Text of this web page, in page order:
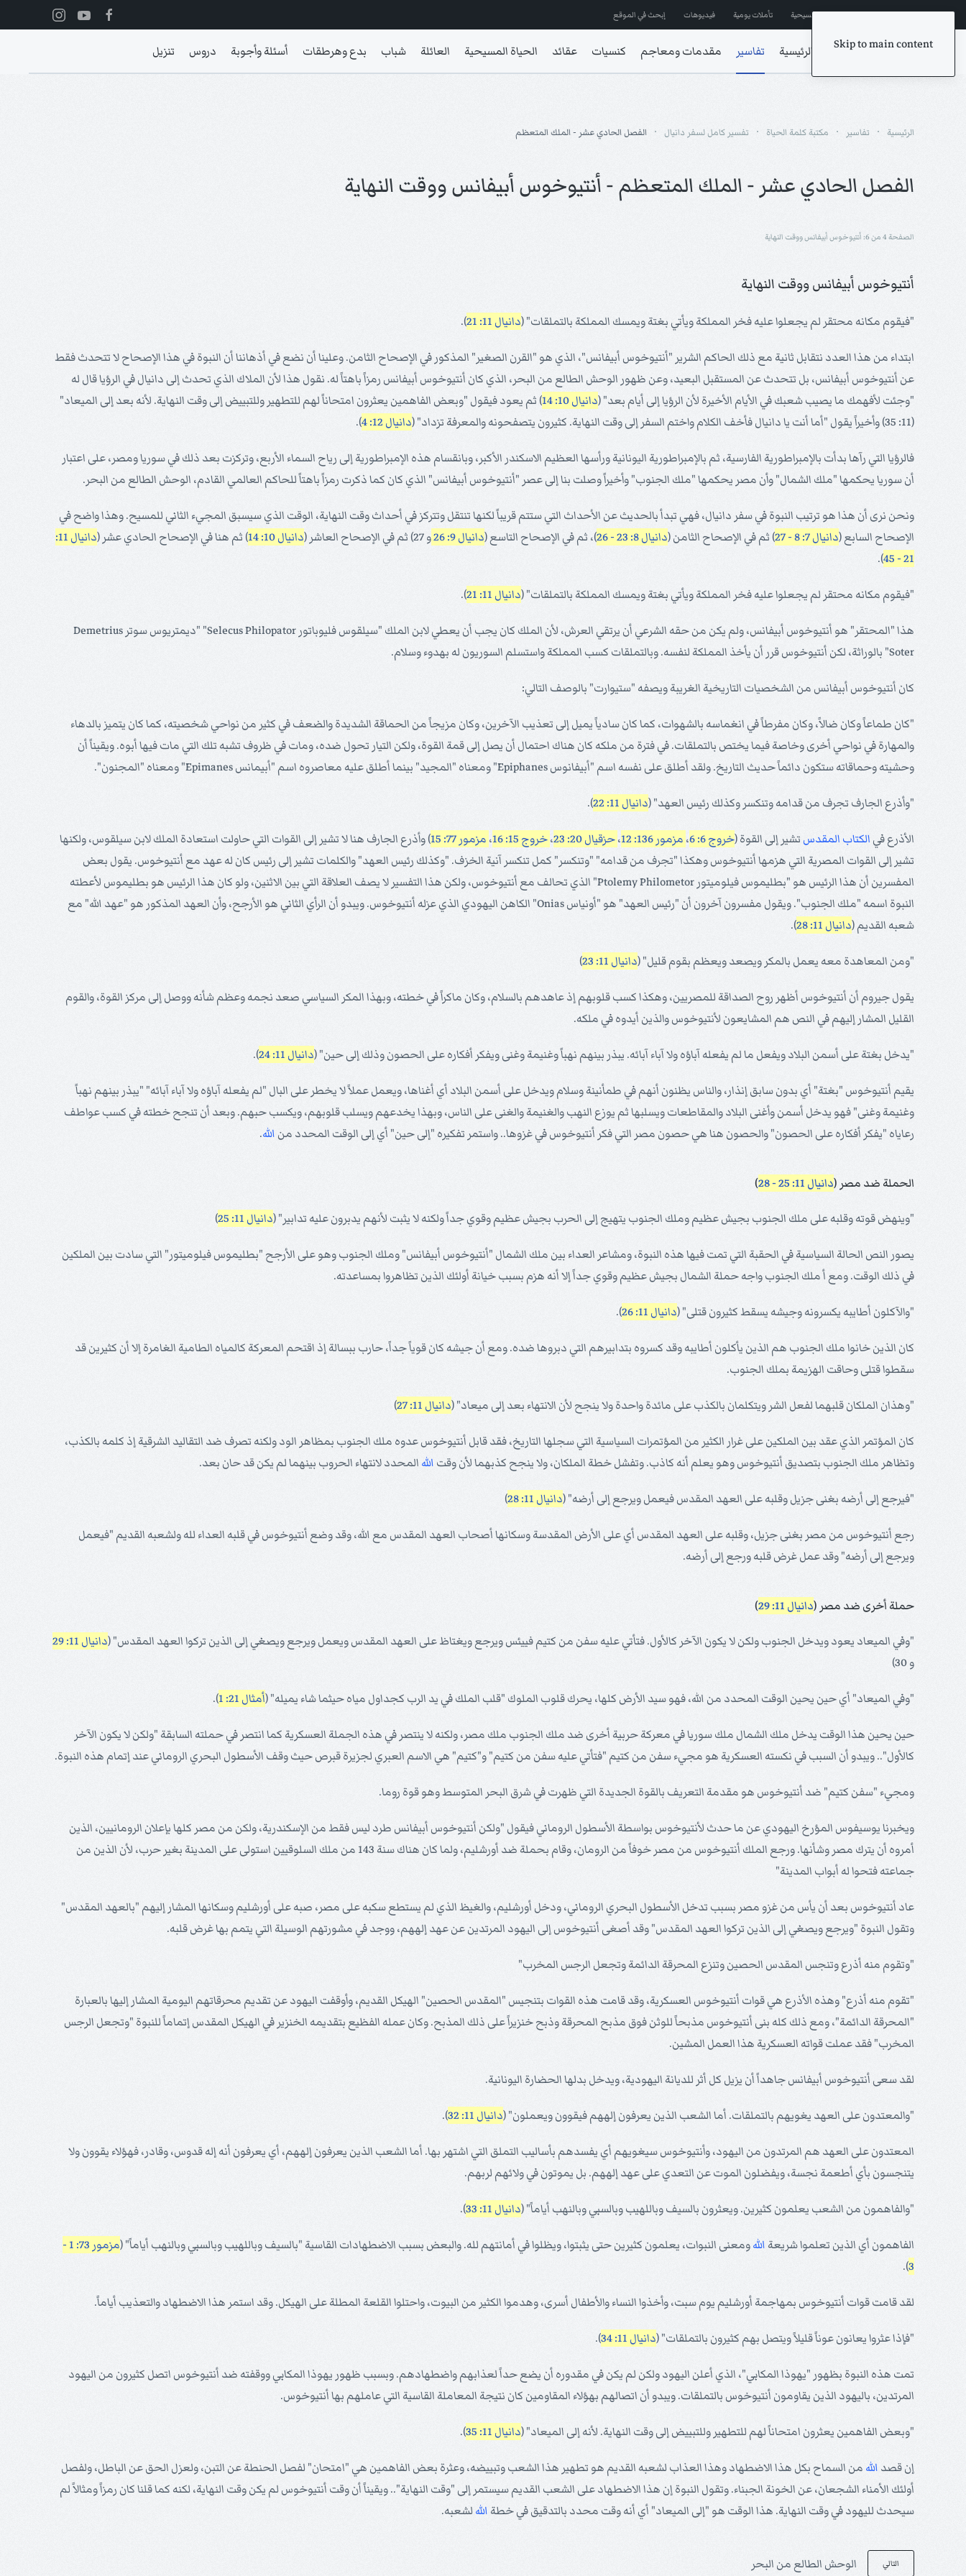
Skip to main content
إشترك في المراسلات ترانيم مسيحية تأملات يومية فيديوهات إبحث في الموقع
الرئيسية تفاسير مقدمات ومعاجم كنسيات عقائد الحياة المسيحية العائلة شباب بدع وهرطقات أسئلة وأجوبة دروس تنزيل
الرئيسية تفاسير مكتبة كلمة الحياة تفسير كامل لسفر دانيال الفصل الحادي عشر - الملك المتعظم
الفصل الحادي عشر - الملك المتعظم - أنتيوخوس أبيفانس ووقت النهاية
الصفحة 4 من 6: أنتيوخوس أبيفانس ووقت النهاية
أنتيوخوس أبيفانس ووقت النهاية
"فيقوم مكانه محتقر لم يجعلوا عليه فخر المملكة ويأتي بغتة ويمسك المملكة بالتملقات" (دانيال 11: 21 ).
ابتداء من هذا العدد نتقابل ثانية مع ذلك الحاكم الشرير "أنتيوخوس أبيفانس"، الذي هو "القرن الصغير" المذكور في الإصحاح الثامن. وعلينا أن نضع في أذهاننا أن النبوة في هذا الإصحاح لا تتحدث فقط
عن أنتيوخوس أبيفانس، بل تتحدث عن المستقبل البعيد، وعن ظهور الوحش الطالع من البحر، الذي كان أنتيوخوس أبيفانس رمزاً باهتاً له. نقول هذا لأن الملاك الذي تحدث إلى دانيال في الرؤيا قال له
"وجئت لأفهمك ما يصيب شعبك في الأيام الأخيرة لأن الرؤيا إلى أيام بعد" (دانيال 10: 14
) ثم يعود فيقول "وبعض الفاهمين يعثرون امتحاناً لهم للتطهير وللتبييض إلى وقت النهاية. لأنه بعد إلى الميعاد"
(11: 35) وأخيراً يقول "أما أنت يا دانيال فأخف الكلام واختم السفر إلى وقت النهاية. كثيرون يتصفحونه والمعرفة تزداد" (
دانيال 12: 4 ).
فالرؤيا التي رآها بدأت بالإمبراطورية الفارسية، ثم بالإمبراطورية اليونانية ورأسها العظيم الاسكندر الأكبر، وبانقسام هذه الإمبراطورية إلى رياح السماء الأربع، وتركزت بعد ذلك في سوريا ومصر، على اعتبار
أن سوريا يحكمها "ملك الشمال" وأن مصر يحكمها "ملك الجنوب" وأخيراً وصلت بنا إلى عصر "أنتيوخوس أبيفانس" الذي كان كما ذكرت رمزاً باهتاً للحاكم العالمي القادم، الوحش الطالع من البحر.
ونحن نرى أن هذا هو ترتيب النبوة في سفر دانيال، فهي تبدأ بالحديث عن الأحداث التي ستتم قريباً لكنها تنتقل وتتركز في أحداث وقت النهاية، الوقت الذي سيسبق المجيء الثاني للمسيح. وهذا واضح في
الإصحاح السابع (دانيال 7: 8 - 27 ) ثم في الإصحاح الثامن (دانيال 8: 23 - 26 )، ثم في الإصحاح التاسع (دانيال 9: 26 و 27) ثم في الإصحاح العاشر ( دانيال 10: 14 ) ثم هنا في الإصحاح الحادي عشر (
دانيال 11:
21 - 45
).
"فيقوم مكانه محتقر لم يجعلوا عليه فخر المملكة ويأتي بغتة ويمسك المملكة بالتملقات" (دانيال 11: 21 ).
هذا "المحتقر" هو أنتيوخوس أبيفانس، ولم يكن من حقه الشرعي أن يرتقي العرش، لأن الملك كان يجب أن يعطي لابن الملك "سيلقوس فليوباتور Selecus Philopator" "ديمتريوس سوتر Demetrius
Soter" بالوراثة، لكن أنتيوخوس قرر أن يأخذ المملكة لنفسه. وبالتملقات كسب المملكة واستسلم السوريون له بهدوء وسلام.
كان أنتيوخوس أبيفانس من الشخصيات التاريخية الغريبة ويصفه "ستيوارت" بالوصف التالي:
"كان طماعاً وكان ضالاً، وكان مفرطاً في انغماسه بالشهوات، كما كان سادياً يميل إلى تعذيب الآخرين، وكان مزيجاً من الحماقة الشديدة والضعف في كثير من نواحي شخصيته، كما كان يتميز بالدهاء
والمهارة في نواحي أخرى وخاصة فيما يختص بالتملقات. في فترة من ملكه كان هناك احتمال أن يصل إلى قمة القوة، ولكن التيار تحول ضده، ومات في ظروف تشبه تلك التي مات فيها أبوه. ويقيناً أن
وحشيته وحماقاته ستكون دائماً حديث التاريخ. ولقد أطلق على نفسه اسم "أبيفانوس Epiphanes" ومعناه "المجيد" بينما أطلق عليه معاصروه اسم "أبيمانس Epimanes" ومعناه "المجنون".
"وأذرع الجارف تجرف من قدامه وتنكسر وكذلك رئيس العهد" (دانيال 11: 22 ).
الأذرع في الكتاب المقدس تشير إلى القوة (خروج 6: 6 ، مزمور 136: 12 ،حزقيال 20: 23 ،خروج 15: 16 ، مزمور 77: 15
) وأذرع الجارف هنا لا تشير إلى القوات التي حاولت استعادة الملك لابن سيلقوس، ولكنها
تشير إلى القوات المصرية التي هزمها أنتيوخوس وهكذا "تجرف من قدامه" "وتنكسر" كمل تنكسر آنية الخزف. "وكذلك رئيس العهد" والكلمات تشير إلى رئيس كان له عهد مع أنتيوخوس. يقول بعض
المفسرين أن هذا الرئيس هو "بطليموس فيلوميتور Ptolemy Philometor" الذي تحالف مع أنتيوخوس، ولكن هذا التفسير لا يصف العلاقة التي بين الاثنين، ولو كان هذا الرئيس هو بطليموس لأعطته
النبوة اسمه "ملك الجنوب". ويقول مفسرون آخرون أن "رئيس العهد" هو "أونياس Onias" الكاهن اليهودي الذي عزله أنتيوخوس. ويبدو أن الرأي الثاني هو الأرجح، وأن العهد المذكور هو "عهد الله" مع
شعبه القديم (دانيال 11: 28 ).
"ومن المعاهدة معه يعمل بالمكر ويصعد ويعظم بقوم قليل" (دانيال 11: 23 )
يقول جيروم أن أنتيوخوس أظهر روح الصداقة للمصريين، وهكذا كسب قلوبهم إذ عاهدهم بالسلام، وكان ماكراً في خطته، وبهذا المكر السياسي صعد نجمه وعظم شأنه ووصل إلى مركز القوة، والقوم
القليل المشار إليهم في النص هم المشايعون لأنتيوخوس والذين أيدوه في ملكه.
"يدخل بغتة على أسمن البلاد ويفعل ما لم يفعله آباؤه ولا آباء آبائه. يبذر بينهم نهباً وغنيمة وغنى ويفكر أفكاره على الحصون وذلك إلى حين" (دانيال 11: 24 ).
يقيم أنتيوخوس "بغتة" أي بدون سابق إنذار، والناس يظنون أنهم في طمأنينة وسلام ويدخل على أسمن البلاد أي أغناها، ويعمل عملاً لا يخطر على البال "لم يفعله آباؤه ولا آباء آبائه" "يبذر بينهم نهباً
وغنيمة وغنى" فهو يدخل أسمن وأغنى البلاد والمقاطعات ويسلبها ثم يوزع النهب والغنيمة والغنى على الناس، وبهذا يخدعهم ويسلب قلوبهم، ويكسب حبهم. وبعد أن تنجح خطته في كسب عواطف
رعاياه "يفكر أفكاره على الحصون" والحصون هنا هي حصون مصر التي فكر أنتيوخوس في غزوها.. واستمر تفكيره "إلى حين" أي إلى الوقت المحدد من الله.
الحملة ضد مصر (دانيال 11: 25 - 28 )
"وينهض قوته وقلبه على ملك الجنوب بجيش عظيم وملك الجنوب يتهيج إلى الحرب بجيش عظيم وقوي جداً ولكنه لا يثبت لأنهم يدبرون عليه تدابير" (دانيال 11: 25 )
يصور النص الحالة السياسية في الحقبة التي تمت فيها هذه النبوة، ومشاعر العداء بين ملك الشمال "أنتيوخوس أبيفانس" وملك الجنوب وهو على الأرجح "بطليموس فيلوميتور" التي سادت بين الملكين
في ذلك الوقت. ومع أ ملك الجنوب واجه حملة الشمال بجيش عظيم وقوي جداً إلا أنه هزم بسبب خيانة أولئك الذين تظاهروا بمساعدته.
"والآكلون أطايبه يكسرونه وجيشه يسقط كثيرون قتلى" (دانيال 11: 26 ).
كان الذين خانوا ملك الجنوب هم الذين يأكلون أطايبه وقد كسروه بتدابيرهم التي دبروها ضده. ومع أن جيشه كان قوياً جداً، حارب ببسالة إذ اقتحم المعركة كالمياه الطامية الغامرة إلا أن كثيرين قد
سقطوا قتلى وحاقت الهزيمة بملك الجنوب.
"وهذان الملكان قلبهما لفعل الشر ويتكلمان بالكذب على مائدة واحدة ولا ينجح لأن الانتهاء بعد إلى ميعاد" (دانيال 11: 27 )
كان المؤتمر الذي عقد بين الملكين على غرار الكثير من المؤتمرات السياسية التي سجلها التاريخ، فقد قابل أنتيوخوس عدوه ملك الجنوب بمظاهر الود ولكنه تصرف ضد التقاليد الشرقية إذ كلمه بالكذب،
وتظاهر ملك الجنوب بتصديق أنتيوخوس وهو يعلم أنه كاذب. وتفشل خطة الملكان، ولا ينجح كذبهما لأن وقت الله المحدد لانتهاء الحروب بينهما لم يكن قد حان بعد.
"فيرجع إلى أرضه بغنى جزيل وقلبه على العهد المقدس فيعمل ويرجع إلى أرضه" (دانيال 11: 28 )
رجع أنتيوخوس من مصر بغنى جزيل، وقلبه على العهد المقدس أي على الأرض المقدسة وسكانها أصحاب العهد المقدس مع الله، وقد وضع أنتيوخوس في قلبه العداء لله ولشعبه القديم "فيعمل
ويرجع إلى أرضه" وقد عمل غرض قلبه ورجع إلى أرضه.
حملة أخرى ضد مصر (دانيال 11: 29 )
"وفي الميعاد يعود ويدخل الجنوب ولكن لا يكون الآخر كالأول. فتأتي عليه سفن من كتيم فييئس ويرجع ويغتاظ على العهد المقدس ويعمل ويرجع ويصغي إلى الذين تركوا العهد المقدس" (دانيال 11: 29
و 30)
"وفي الميعاد" أي حين يحين الوقت المحدد من الله، فهو سيد الأرض كلها، يحرك قلوب الملوك "قلب الملك في يد الرب كجداول مياه حيثما شاء يميله" (أمثال 21: 1 ).
حين يحين هذا الوقت يدخل ملك الشمال ملك سوريا في معركة حربية أخرى ضد ملك الجنوب ملك مصر، ولكنه لا ينتصر في هذه الجملة العسكرية كما انتصر في حملته السابقة "ولكن لا يكون الآخر
كالأول".. ويبدو أن السبب في نكسته العسكرية هو مجيء سفن من كتيم "فتأتي عليه سفن من كتيم" و"كتيم" هي الاسم العبري لجزيرة قبرص حيث وقف الأسطول البحري الروماني عند إتمام هذه النبوة.
ومجيء "سفن كتيم" ضد أنتيوخوس هو مقدمة التعريف بالقوة الجديدة التي ظهرت في شرق البحر المتوسط وهو قوة روما.
ويخبرنا يوسيفوس المؤرخ اليهودي عن ما حدث لأنتيوخوس بواسطة الأسطول الروماني فيقول "ولكن أنتيوخوس أبيفانس طرد ليس فقط من الإسكندرية، ولكن من مصر كلها بإعلان الرومانيين، الذين
أمروه أن يترك مصر وشأنها. ورجع الملك أنتيوخوس من مصر خوفاً من الرومان، وقام بحملة ضد أورشليم، ولما كان هناك سنة 143 من ملك السلوقيين استولى على المدينة بغير حرب، لأن الذين من
جماعته فتحوا له أبواب المدينة"
عاد أنتيوخوس بعد أن يأس من غزو مصر بسبب تدخل الأسطول البحري الروماني، ودخل أورشليم، والغيظ الذي لم يستطع سكبه على مصر، صبه على أورشليم وسكانها المشار إليهم "بالعهد المقدس"
وتقول النبوة "ويرجع ويصغي إلى الذين تركوا العهد المقدس" وقد أصغى أنتيوخوس إلى اليهود المرتدين عن عهد إلههم، ووجد في مشورتهم الوسيلة التي يتمم بها غرض قلبه.
"وتقوم منه أذرع وتنجس المقدس الحصين وتنزع المحرقة الدائمة وتجعل الرجس المخرب"
"تقوم منه أذرع" وهذه الأذرع هي قوات أنتيوخوس العسكرية، وقد قامت هذه القوات بتنجيس "المقدس الحصين" الهيكل القديم، وأوقفت اليهود عن تقديم محرقاتهم اليومية المشار إليها بالعبارة
"المحرقة الدائمة"، ومع ذلك كله بنى أنتيوخوس مذبحاً للوثن فوق مذبح المحرقة وذبح خنزيراً على ذلك المذبح. وكان عمله الفظيع بتقديمه الخنزير في الهيكل المقدس إتماماً للنبوة "وتجعل الرجس
المخرب" فقد عملت قواته العسكرية هذا العمل المشين.
لقد سعى أنتيوخوس أبيفانس جاهداً أن يزيل كل أثر للديانة اليهودية، ويدخل بدلها الحضارة اليونانية.
"والمعتدون على العهد يغويهم بالتملقات. أما الشعب الذين يعرفون إلههم فيقوون ويعملون" (دانيال 11: 32 ).
المعتدون على العهد هم المرتدون من اليهود، وأنتيوخوس سيغويهم أي يفسدهم بأساليب التملق التي اشتهر بها. أما الشعب الذين يعرفون إلههم، أي يعرفون أنه إله قدوس، وقادر، فهؤلاء يقوون ولا
يتنجسون بأي أطعمة نجسة، ويفضلون الموت عن التعدي على عهد إلههم. بل يموتون في ولائهم لربهم.
"والفاهمون من الشعب يعلمون كثيرين. ويعثرون بالسيف وباللهيب وبالسبي وبالنهب أياماً" (دانيال 11: 33 ).
الفاهمون أي الذين تعلموا شريعة اللهومعنى النبوات، يعلمون كثيرين حتى يثبتوا، ويظلوا في أمانتهم لله. والبعض بسبب الاضطهادات القاسية "بالسيف وباللهيب وبالسبي وبالنهب أياماً" (
مزمور 73: 1 -
3
).
لقد قامت قوات أنتيوخوس بمهاجمة أورشليم يوم سبت، وأخذوا النساء والأطفال أسرى، وهدموا الكثير من البيوت، واحتلوا القلعة المطلة على الهيكل. وقد استمر هذا الاضطهاد والتعذيب أياماً.
"فإذا عثروا يعانون عوناً قليلاً ويتصل بهم كثيرون بالتملقات" (دانيال 11: 34 ).
تمت هذه النبوة بظهور "يهوذا المكابي"، الذي أعلن اليهود ولكن لم يكن في مقدوره أن يضع حداً لعذابهم واضطهادهم. وبسبب ظهور يهوذا المكابي ووقفته ضد أنتيوخوس اتصل كثيرون من اليهود
المرتدين، باليهود الذين يقاومون أنتيوخوس بالتملقات. ويبدو أن اتصالهم بهؤلاء المقاومين كان نتيجة المعاملة القاسية التي عاملهم بها أنتيوخوس.
"وبعض الفاهمين يعثرون امتحاناً لهم للتطهير وللتبييض إلى وقت النهاية. لأنه إلى الميعاد" (دانيال 11: 35 ).
إن قصد الله من السماح بكل هذا الاضطهاد وهذا العذاب لشعبه القديم هو تطهير هذا الشعب وتبييضه، وعثرة بعض الفاهمين هي "امتحان" لفصل الحنطة عن التبن، ولعزل الحق عن الباطل، ولفصل
أولئك الأمناء الشجعان، عن الخونة الجبناء. وتقول النبوة إن هذا الاضطهاد على الشعب القديم سيستمر إلى "وقت النهاية".. ويقيناً أن وقت أنتيوخوس لم يكن وقت النهاية، لكنه كما قلنا كان رمزاً ومثالاً لم
سيحدث لليهود في وقت النهاية. هذا الوقت هو "إلى الميعاد" أي أنه وقت محدد بالتدقيق في خطة الله لشعبه.
التالي الوحش الطالع من البحر